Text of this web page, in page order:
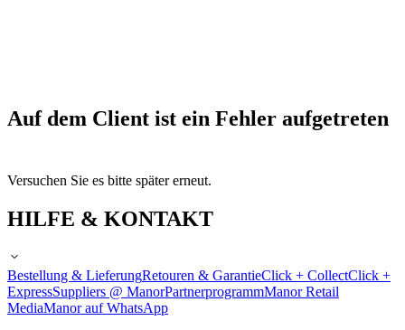
Auf dem Client ist ein Fehler aufgetreten
Versuchen Sie es bitte später erneut.
HILFE & KONTAKT
Bestellung & LieferungRetouren & GarantieClick + CollectClick +
ExpressSuppliers @ ManorPartnerprogrammManor Retail
MediaManor auf WhatsApp